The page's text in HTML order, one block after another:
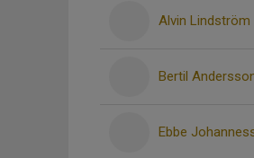
Alvin Lindström
Bertil
Ebbe